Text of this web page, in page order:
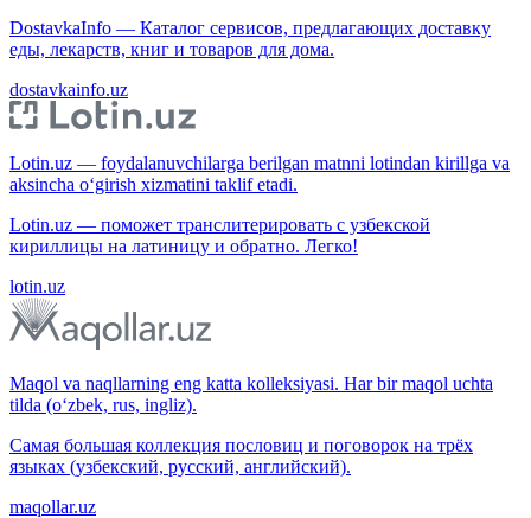
DostavkaInfo — Каталог сервисов, предлагающих доставку
еды, лекарств, книг и товаров для дома.
dostavkainfo.uz
Lotin.uz — foydalanuvchilarga berilgan matnni lotindan kirillga va
aksincha o‘girish xizmatini taklif etadi.
Lotin.uz — поможет транслитерировать с узбекской
кириллицы на латиницу и обратно. Легко!
lotin.uz
Maqol va naqllarning eng katta kolleksiyasi. Har bir maqol uchta
tilda (o‘zbek, rus, ingliz).
Самая большая коллекция пословиц и поговорок на трёх
языках (узбекский, русский, английский).
maqollar.uz